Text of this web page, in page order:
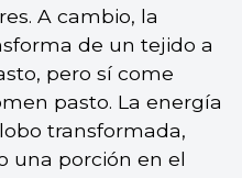
A cambio, la
de un tejido a
pero sí come
pasto. La energía
transformada,
una porción en el